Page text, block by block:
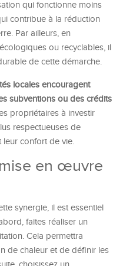
qui fonctionne moins
contribue à la réduction
Par ailleurs, en
ou recyclables, il
de cette démarche.
locales encouragent
subventions ou des crédits
propriétaires à investir
respectueuses de
leur confort de vie.
en œuvre
synergie, il est essentiel
faites réaliser un
Cela permettra
de chaleur et de définir les